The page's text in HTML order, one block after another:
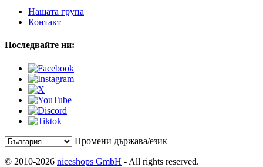
Нашата група
Контакт
Последвайте ни:
Промени държава/език
© 2010-2026 niceshops GmbH - All rights reserved.